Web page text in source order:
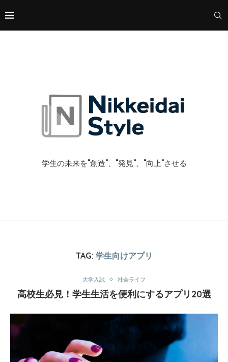
学生の未来を"創造"、"発見"、"向上"させる
TAG: 学生向けアプリ
大学入試 社会ライフ
高校生必見！学生生活を便利にするアプリ20選